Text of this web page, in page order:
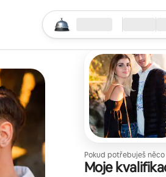
Začni vyhledávat
Lokalita Příjezd/
Pokud potřebuješ
Moje